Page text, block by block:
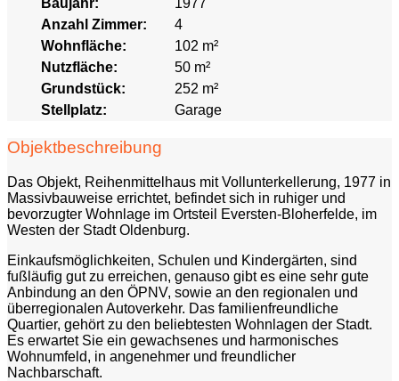
Baujahr:
1977
Anzahl Zimmer:
4
Wohnfläche:
102 m²
Nutzfläche:
50 m²
Grundstück:
252 m²
Stellplatz:
Garage
Objektbeschreibung
Das Objekt, Reihenmittelhaus mit Vollunterkellerung, 1977 in
Massivbauweise errichtet, befindet sich in ruhiger und
bevorzugter Wohnlage im Ortsteil Eversten-Bloherfelde, im
Westen der Stadt Oldenburg.
Einkaufsmöglichkeiten, Schulen und Kindergärten, sind
fußläufig gut zu erreichen, genauso gibt es eine sehr gute
Anbindung an den ÖPNV, sowie an den regionalen und
überregionalen Autoverkehr. Das familienfreundliche
Quartier, gehört zu den beliebtesten Wohnlagen der Stadt.
Es erwartet Sie ein gewachsenes und harmonisches
Wohnumfeld, in angenehmer und freundlicher
Nachbarschaft.